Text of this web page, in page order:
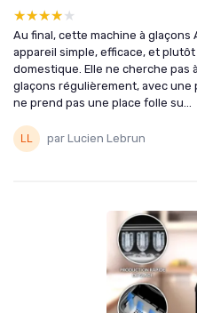
★★★★★
★★★★★
Au final, cette machine à glaçons
appareil simple, efficace, et
domestique. Elle ne cherche pas
glaçons régulièrement, avec une
ne prend pas une place folle su...
par Lucien Lebrun